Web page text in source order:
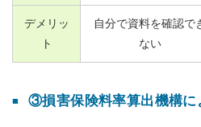
デメリッ
ト
自分で資料を確認で
ない
③損害保険料率算出機構に